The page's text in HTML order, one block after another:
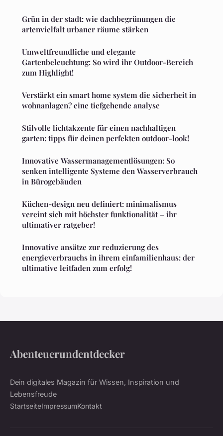
Grün in der stadt: wie dachbegrünungen die
artenvielfalt urbaner räume stärken
Umweltfreundliche und elegante
Gartenbeleuchtung: So wird ihr Outdoor-Bereich
zum Highlight!
Verstärkt ein smart home system die sicherheit in
wohnanlagen? eine tiefgehende analyse
Stilvolle lichtakzente für einen nachhaltigen
garten: tipps für deinen perfekten outdoor-look!
Innovative Wassermanagementlösungen: So
senken intelligente Systeme den Wasserverbrauch
in Bürogebäuden
Küchen-design neu definiert: minimalismus
vereint sich mit höchster funktionalität – ihr
ultimativer ratgeber!
Innovative ansätze zur reduzierung des
energieverbrauchs in ihrem einfamilienhaus: der
ultimative leitfaden zum erfolg!
Abenteuerundentdecker
Dein digitales Magazin für Wissen, Inspiration und
Lebensfreude
StartseiteImpressumKontakt